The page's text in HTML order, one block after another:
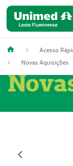
Acesso
Novas Aquisições